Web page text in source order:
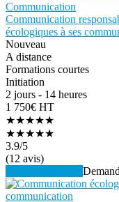
Communication
Communication
écologiques à ses
Nouveau
A distance
Formations courtes
Initiation
2 jours - 14 heures
1 750€ HT
★★★★★
★★★★★
3.9/5
(12 avis)